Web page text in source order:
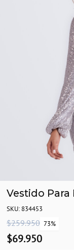
Vestido
SKU: 834453
$259.950 73%
$69.950